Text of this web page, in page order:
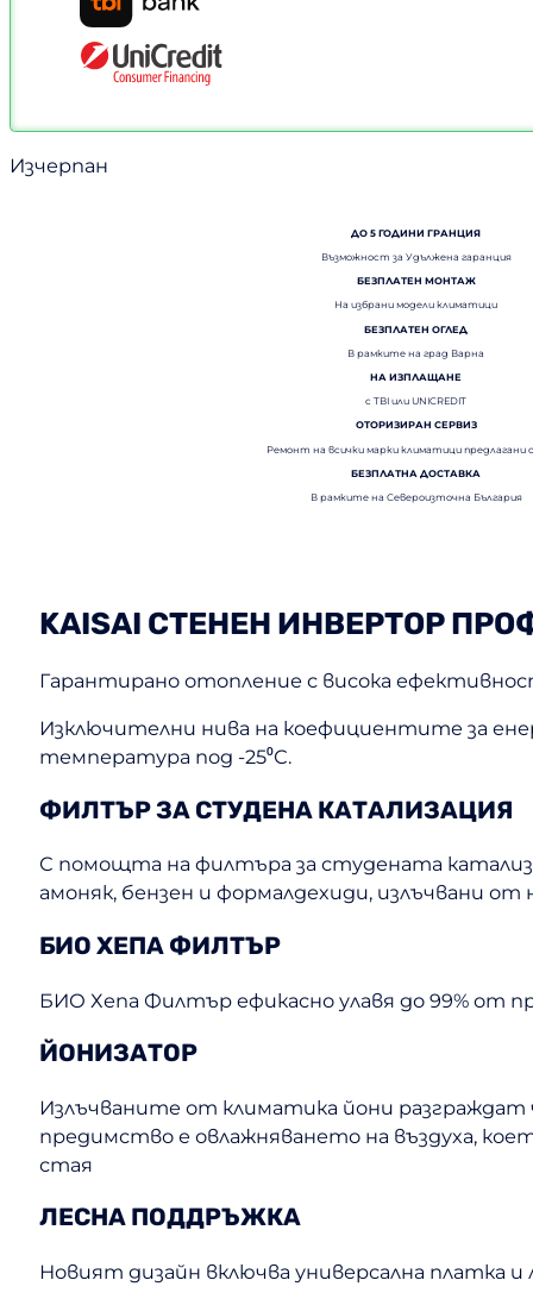
Изчерпан
ДО 5 ГОДИНИ ГРАНЦИЯ
Възможност за Удължена гаранция
БЕЗПЛАТЕН МОНТАЖ
На избрани модели климатици
БЕЗПЛАТЕН ОГЛЕД
В рамките на град Варна
НА ИЗПЛАЩАНЕ
с TBI или UNICREDIT
ОТОРИЗИРАН СЕРВИЗ
Ремонт на всички марки климатици предлагани
БЕЗПЛАТНА ДОСТАВКА
В рамките на Североизточна България
KAISAI СТЕНЕН ИНВЕРТОР
Гарантирано отопление с висока
Изключителни нива на коефициентите за
температура под -25⁰С.
ФИЛТЪР ЗА СТУДЕНА КАТАЛИЗАЦИЯ
С помощта на филтъра за студената
амоняк, бензен и формалдехиди, излъчвани
БИО ХЕПА ФИЛТЪР
БИО Хепа Филтър ефикасно улавя до 99% от
ЙОНИЗАТОР
Излъчваните от климатика йони разграждат
предимство е овлажняването на въздуха,
стая
ЛЕСНА ПОДДРЪЖКА
Новият дизайн включва универсална платка